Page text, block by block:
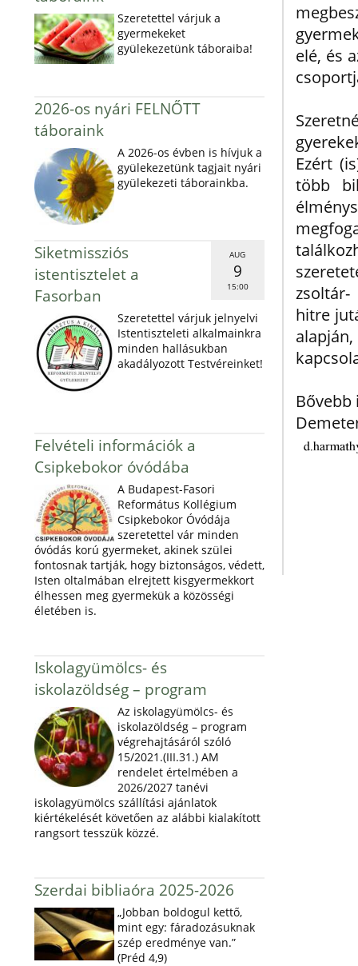
Szeretettel várjuk a
gyermekeket
gyülekezetünk táboraiba!
2026-os nyári FELNŐTT
táboraink
A 2026-os évben is hívjuk a
gyülekezetünk tagjait nyári
gyülekezeti táborainkba.
AUG
9
15:00
Siketmissziós
istentisztelet a
Fasorban
Szeretettel várjuk jelnyelvi
Istentiszteleti alkalmainkra
minden hallásukban
akadályozott Testvéreinket!
Felvételi információk a
Csipkebokor óvódába
A Budapest-Fasori
Református Kollégium
Csipkebokor Óvódája
szeretettel vár minden
óvódás korú gyermeket, akinek szülei
fontosnak tartják, hogy biztonságos, védett,
Isten oltalmában elrejtett kisgyermekkort
élhessen meg gyermekük a közösségi
életében is.
Iskolagyümölcs- és
iskolazöldség – program
Az iskolagyümölcs- és
iskolazöldség – program
végrehajtásáról szóló
15/2021.(III.31.) AM
rendelet értelmében a
2026/2027 tanévi
iskolagyümölcs szállítási ajánlatok
kiértékelését követően az alábbi kialakított
rangsort tesszük közzé.
Szerdai bibliaóra 2025-2026
„Jobban boldogul kettő,
mint egy: fáradozásuknak
szép eredménye van.”
(Préd 4,9)
elé, és
Ezért
több
zsoltár-
hitre